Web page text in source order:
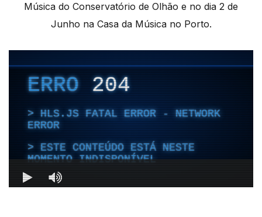
Música do Conservatório de Olhão e no dia 2 de
Junho na Casa da Música no Porto.